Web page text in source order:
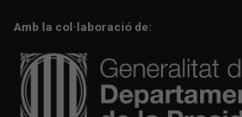
Amb la col·laboració de: